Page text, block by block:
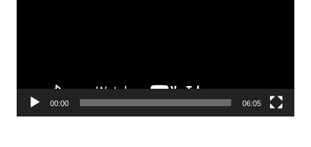
00:00 06:05